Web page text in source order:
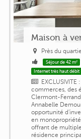
Maison à
Près du
Séjour de 42 m²
Internet très haut débit
commerces, des
Clermont-
Annabelle
opportunité
en
offrant de
résidence